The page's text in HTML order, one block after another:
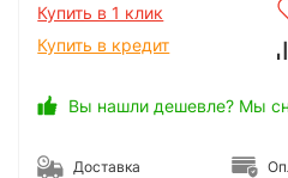
Купить в 1 клик
Купить в кредит
Вы нашли дешевле? Мы
Доставка